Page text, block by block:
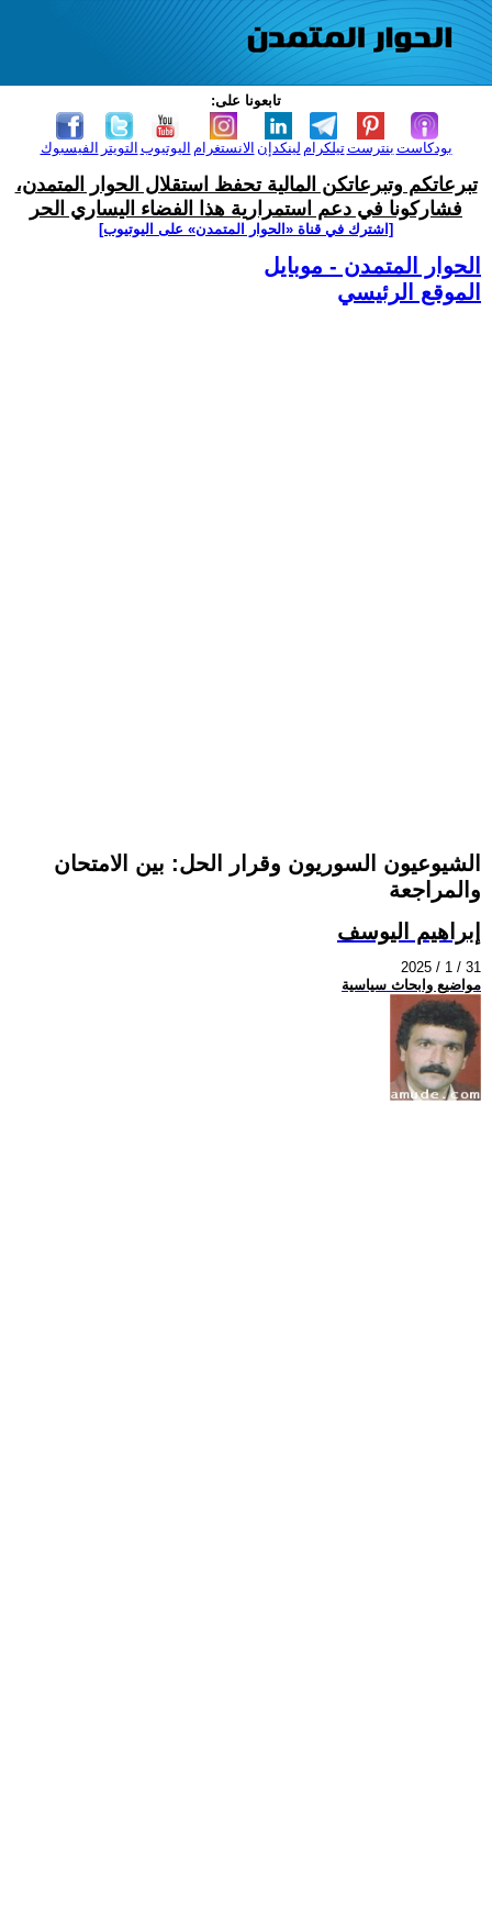
تابعونا على:
الفيسبوك التويتر اليوتيوب الانستغرام لينكدإن تيلكرامبنترست بودكاست
تبرعاتكم وتبرعاتكن المالية تحفظ استقلال الحوار المتمدن،
فشاركونا في دعم استمرارية هذا الفضاء اليساري الحر
[اشترك في قناة ‫«الحوار المتمدن» على اليوتيوب]
الحوار المتمدن - موبايل
الموقع الرئيسي
الشيوعيون السوريون وقرار الحل: بين الامتحان
والمراجعة
إبراهيم اليوسف
2025 / 1 / 31
مواضيع وابحاث سياسية